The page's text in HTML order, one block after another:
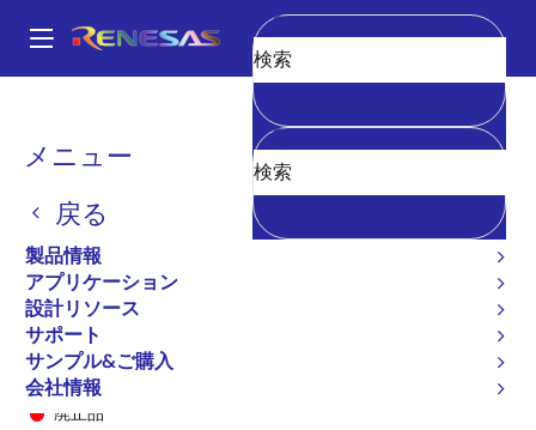
ン
Main
navigation
メニュー
戻る
製品情報
アプリケーション
設計リソース
サポート
サンプル&ご購入
会社情報
消去
パ
く
ず
72V51356
72V51356L7-5BB8
廃止品